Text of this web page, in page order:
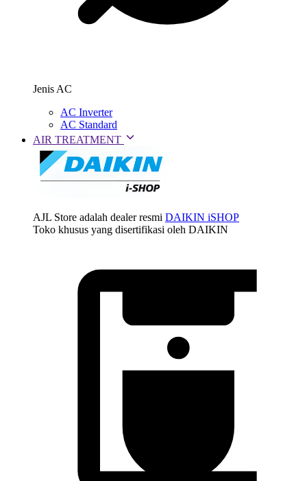
Jenis AC
AC Inverter
AC Standard
AIR TREATMENT
AJL Store adalah dealer resmi DAIKIN iSHOP
Toko khusus yang disertifikasi oleh DAIKIN